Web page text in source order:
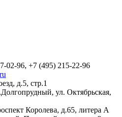
02-96, +7 (495) 215-22-96
д.5, стр.1
ул. Октябрьская,
Королева, д.65, литера А